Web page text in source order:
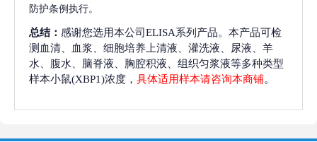
防护条例执行。
总结： 感谢您选用本公司ELISA系列产品。本产品可检
测血清、血浆、细胞培养上清液、灌洗液、尿液、羊
水、腹水、脑脊液、胸腔积液、组织匀浆液等多种类型
样本小鼠(XBP1)浓度， 具体适用样本请咨询本商铺。